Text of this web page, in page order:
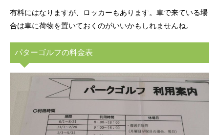
有料にはなりますが、ロッカーもあります。車で来ている場
合は車に荷物を置いておくのがいいかもしれませんね。
パターゴルフの料金表